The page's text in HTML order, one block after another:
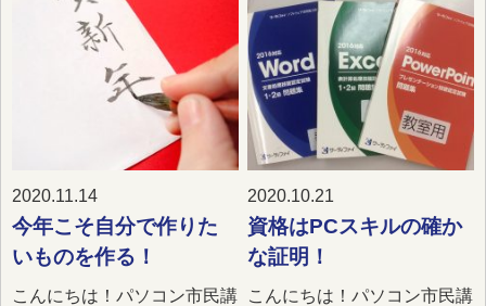
2020.11.14
今年こそ自分で作りた
いものを作る！
こんにちは！パソコン市民講
2020.10.21
資格はPCスキルの確か
な証明！
こんにちは！パソコン市民講